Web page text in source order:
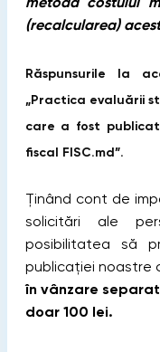
(recalcularea)
Răspunsurile la
„Practica evaluării
care a fost
fiscal FISC.md”.
Ținând cont de
solicitări ale
posibilitatea să
publicației noastre
în vânzare
doar 100 lei.